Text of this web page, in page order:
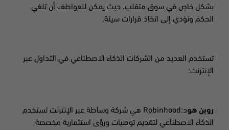
بشكل خاص في سوق متقلب، حيث يمكن للعواطف أن تلغي
الحكم وتؤدي إلى اتخاذ قرارات سيئة.
تستخدم العديد من الشركات الذكاء الاصطناعي في التداول عبر
الإنترنت:
روبن هود:Robinhood
هي شركة وساطة عبر الإنترنت تستخدم
الذكاء الاصطناعي لتقديم توصيات ورؤى استثمارية مخصصة